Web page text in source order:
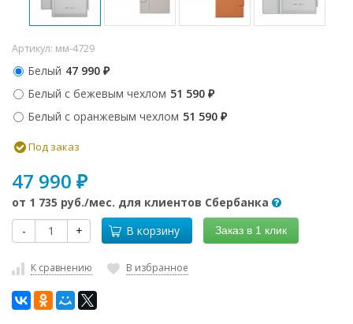
Артикул: мм-4729
Белый 47 990 ₽
Белый с бежевым чехлом 51 590 ₽
Белый с оранжевым чехлом 51 590 ₽
Под заказ
47 990 ₽
от 1 735 руб./мес. для клиентов Сбербанка
-
+ В корзину Заказ в 1 клик
К сравнению В избранное